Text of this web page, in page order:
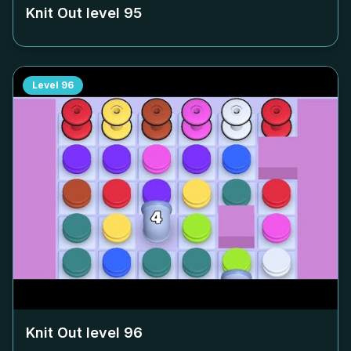
Knit Out level 95
Level 96
Knit Out level 96